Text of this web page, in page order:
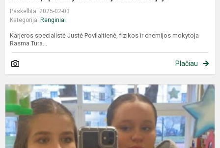
Paskelbta: 2025-02-03
Kategorija: Renginiai
Karjeros specialistė Justė Povilaitienė, fizikos ir chemijos mokytoja
Rasma Tura...
Plačiau